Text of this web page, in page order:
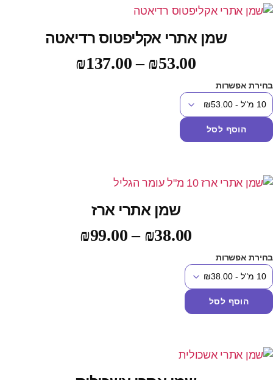
שמן אתרי אקליפטוס רדיאטה
₪53.00
–
₪137.00
אפשרות
הוסף לסל
שמן אתרי ארז
₪38.00
–
₪99.00
אפשרות
הוסף לסל